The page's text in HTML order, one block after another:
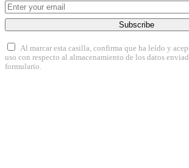
Subscribe
Al marcar esta casilla, confirma que ha leído y
uso con respecto al almacenamiento de los datos
formulario.